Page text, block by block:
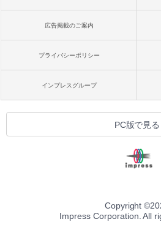
広告掲載のご案内
プライバシーポリシー
インプレスグループ
PC版で見る
Copyright ©
Impress Corporation. All